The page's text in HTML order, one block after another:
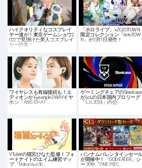
ハイクオリティなコスプレイ
ヤー達が！東京ゲームショウ2
022で見掛けた美人コスプレイ
ヤー特集！
「ホロライブ」×ZOZOTOWN
限定コレクション「holoTOW
N」が2月1日発売！
ワイヤレスも有線接続も！エ
ディオンからe angle 2WAYイヤ
ホン「ANG-EP-A1…
ゲーミングチェアのSteelcase
がLoLの日本国内プロリーグ
「LJL 2024」の公…
VTuberの猫宮ひなた監修！フォ
ートナイトのエイム練習マッ
プ「Nekomiya Sh…
バンナムバレンタインセー
が開催中！「GOD EATER」シ
ーズや「ONE PIEC…